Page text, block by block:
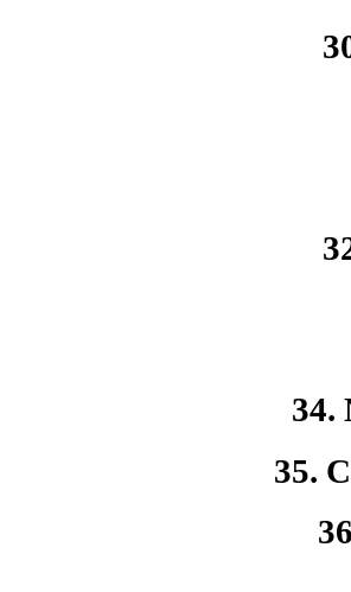
34.
35.